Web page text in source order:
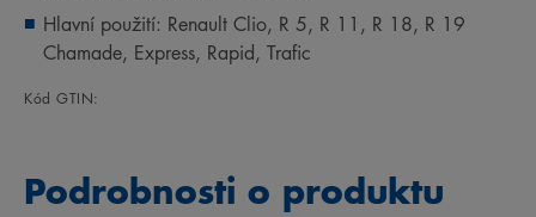
Hlavní použití: Renault Clio, R 5, R 11, R 18, R 19
Chamade, Express, Rapid, Trafic
Kód GTIN:
Podrobnosti o produktu